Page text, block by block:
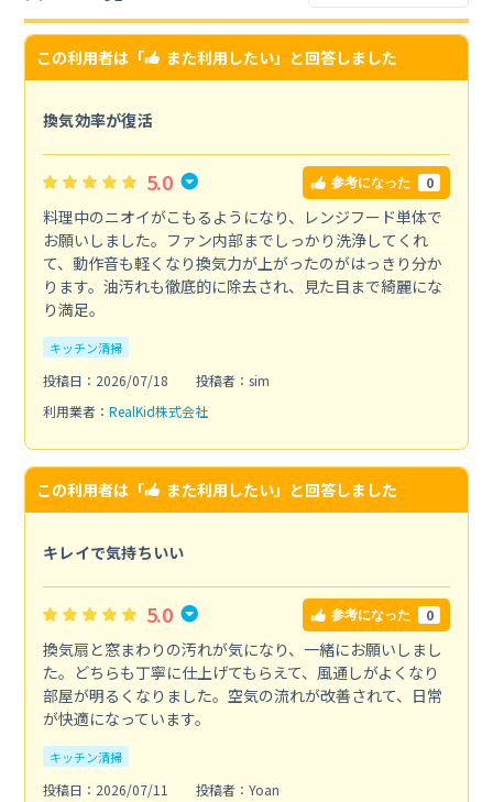
この利用者は「 また利用したい」と回答しました
換気効率が復活
5.0 参考になった 0
料理中のニオイがこもるようになり、レンジフード単体で
お願いしました。ファン内部までしっかり洗浄してくれ
て、動作音も軽くなり換気力が上がったのがはっきり分か
ります。油汚れも徹底的に除去され、見た目まで綺麗にな
り満足。
キッチン清掃
投稿日：2026/07/18
投稿者：sim
利用業者： RealKid株式会社
この利用者は「 また利用したい」と回答しました
キレイで気持ちいい
5.0 参考になった 0
換気扇と窓まわりの汚れが気になり、一緒にお願いしまし
た。どちらも丁寧に仕上げてもらえて、風通しがよくなり
部屋が明るくなりました。空気の流れが改善されて、日常
が快適になっています。
キッチン清掃
投稿日：2026/07/11
投稿者：Yoan